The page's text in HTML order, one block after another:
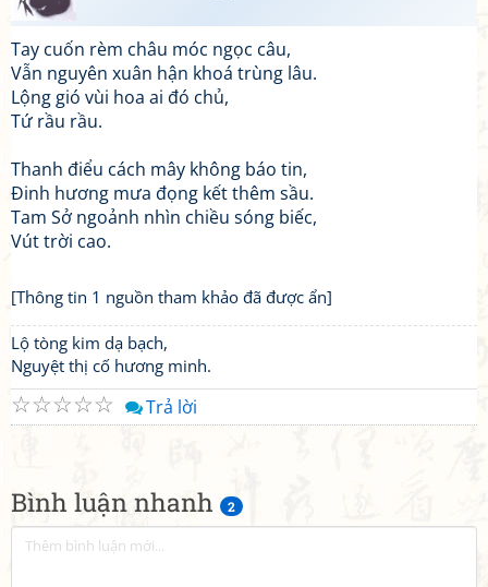
Bình luận nhanh 2
Tay cuốn rèm châu móc ngọc câu,
Vẫn nguyên xuân hận khoá trùng lâu.
Lộng gió vùi hoa ai đó chủ,
Tứ rầu rầu.
Thanh điểu cách mây không báo tin,
Đinh hương mưa đọng kết thêm sầu.
Tam Sở ngoảnh nhìn chiều sóng biếc,
Vút trời cao.
[Thông tin 1 nguồn tham khảo đã được ẩn]
Lộ tòng kim dạ bạch,
Nguyệt thị cố hương minh.
☆
☆
☆
☆
☆ Trả lời